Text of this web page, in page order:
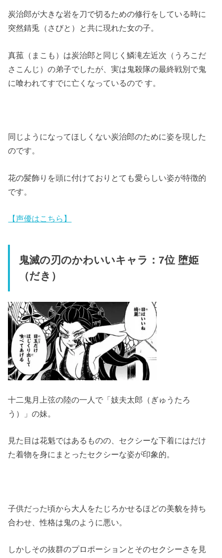
炭治郎が大きな岩を刀で切るための修行をしている時に
突然錆兎（さびと）と共に現れた女の子。
真菰（まこも）は炭治郎と同じく鱗滝左近次（うろこだ
さこんじ）の弟子でしたが、実は鬼殺隊の最終戦別で鬼
に喰われてすでに亡くなっているので す。
同じようになってほしくない炭治郎のために姿を現した
のです。
花の髪飾りを頭に付けておりとても愛らしい姿が特徴的
です。
【声優はこちら】
鬼滅の刃のかわいいキャラ：7位 堕姫
（だき）
十二鬼月上弦の陸の一人で「妓夫太郎（ぎゅうたろ
う）」の妹。
見た目は花魁ではあるものの、セクシーな下着にはだけ
た着物を身にまとったセクシーな姿が印象的。
子供だった頃から大人をたじろかせるほどの美貌を持ち
合わせ、性格は鬼のように悪い。
しかしその抜群のプロポーションとそのセクシーさを見